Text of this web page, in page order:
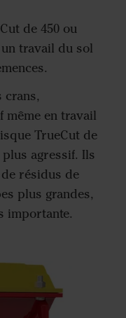
de 450 ou
travail du sol
crans,
même en travail
TrueCut de
agressif. Ils
résidus de
plus grandes,
importante.